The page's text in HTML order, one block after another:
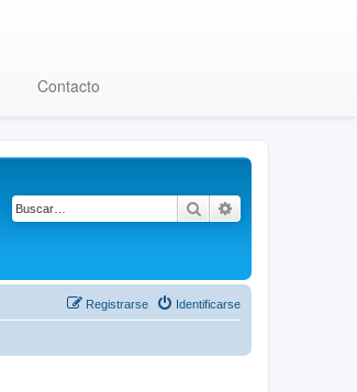
Contacto
Buscar
Identificarse
Registrarse